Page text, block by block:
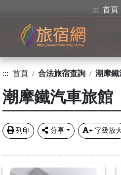
::: 首頁
::: 首頁 合法旅宿查詢 潮摩鐵
潮摩鐵汽車旅館
列印 分享 + 字級放